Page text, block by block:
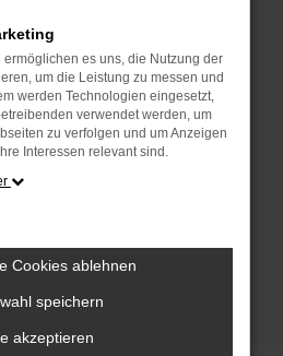
dem neuesten Stand
birgt nicht nur ein
kann auch dazu
Funktionen nicht mehr
Webseitenbetreiber.
bitte. Wir werden
zu beheben. Du kannst
um uns bei der
ermöglichen es uns, die Nutzung der
um die Leistung zu messen und
werden Technologien eingesetzt,
verwendet werden, um
zu verfolgen und um Anzeigen
Interessen relevant sind.
Cookies ablehnen
speichern
akzeptieren